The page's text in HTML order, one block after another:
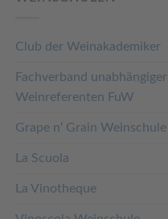
Club der Weinakademiker
Fachverband unabhängiger
Weinreferenten FuW
Grape n‘ Grain Weinschule
La Scuola
La Vinotheque